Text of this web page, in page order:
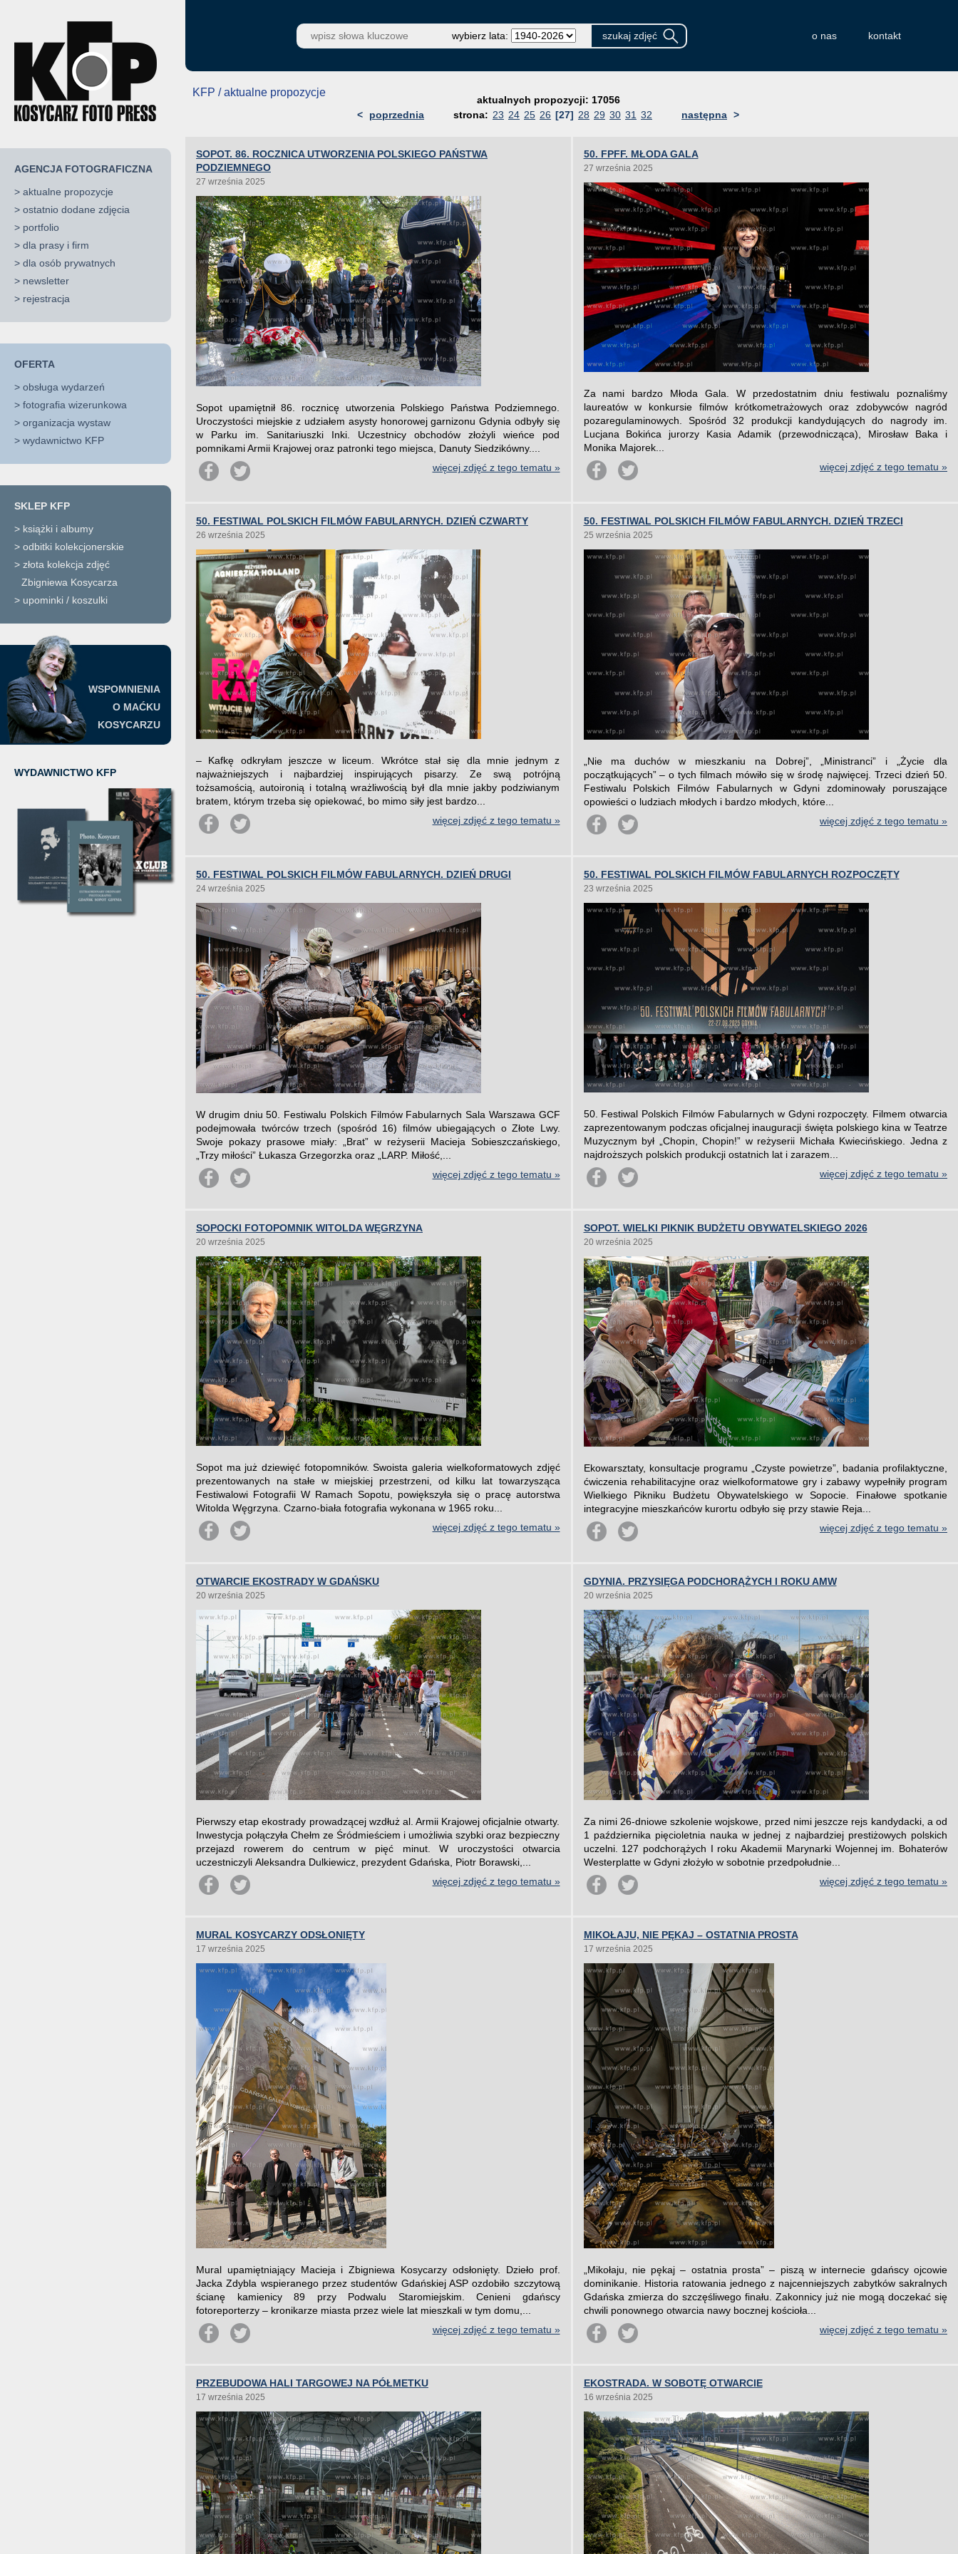
AGENCJA FOTOGRAFICZNA
> aktualne propozycje
> ostatnio dodane zdjęcia
> portfolio
> dla prasy i firm
> dla osób prywatnych
> newsletter
> rejestracja
OFERTA
> obsługa wydarzeń
> fotografia wizerunkowa
> organizacja wystaw
> wydawnictwo KFP
SKLEP KFP
> książki i albumy
> odbitki kolekcjonerskie
> złota kolekcja zdjęć
Zbigniewa Kosycarza
> upominki / koszulki
WSPOMNIENIA
O MAĆKU
KOSYCARZU
WYDAWNICTWO KFP
wybierz lata: o nas kontakt
KFP / aktualne propozycje
aktualnych propozycji: 17056
<
poprzednia strona: 23 24 25 26 [27] 28 29 30 31 32 następna >
SOPOT. 86. ROCZNICA UTWORZENIA POLSKIEGO PAŃSTWA
PODZIEMNEGO
27 września 2025
Sopot upamiętnił 86. rocznicę utworzenia Polskiego Państwa Podziemnego.
Uroczystości miejskie z udziałem asysty honorowej garnizonu Gdynia odbyły się
w Parku im. Sanitariuszki Inki. Uczestnicy obchodów złożyli wieńce pod
pomnikami Armii Krajowej oraz patronki tego miejsca, Danuty Siedzikówny....
więcej zdjęć z tego tematu »
50. FPFF. MŁODA GALA
27 września 2025
Za nami bardzo Młoda Gala. W przedostatnim dniu festiwalu poznaliśmy
laureatów w konkursie filmów krótkometrażowych oraz zdobywców nagród
pozaregulaminowych. Spośród 32 produkcji kandydujących do nagrody im.
Lucjana Bokińca jurorzy Kasia Adamik (przewodnicząca), Mirosław Baka i
Monika Majorek...
więcej zdjęć z tego tematu »
50. FESTIWAL POLSKICH FILMÓW FABULARNYCH. DZIEŃ CZWARTY
26 września 2025
– Kafkę odkryłam jeszcze w liceum. Wkrótce stał się dla mnie jednym z
najważniejszych i najbardziej inspirujących pisarzy. Ze swą potrójną
tożsamością, autoironią i totalną wrażliwością był dla mnie jakby podziwianym
bratem, którym trzeba się opiekować, bo mimo siły jest bardzo...
więcej zdjęć z tego tematu »
50. FESTIWAL POLSKICH FILMÓW FABULARNYCH. DZIEŃ TRZECI
25 września 2025
„Nie ma duchów w mieszkaniu na Dobrej”, „Ministranci” i „Życie dla
początkujących” – o tych filmach mówiło się w środę najwięcej. Trzeci dzień 50.
Festiwalu Polskich Filmów Fabularnych w Gdyni zdominowały poruszające
opowieści o ludziach młodych i bardzo młodych, które...
więcej zdjęć z tego tematu »
50. FESTIWAL POLSKICH FILMÓW FABULARNYCH. DZIEŃ DRUGI
24 września 2025
W drugim dniu 50. Festiwalu Polskich Filmów Fabularnych Sala Warszawa GCF
podejmowała twórców trzech (spośród 16) filmów ubiegających o Złote Lwy.
Swoje pokazy prasowe miały: „Brat” w reżyserii Macieja Sobieszczańskiego,
„Trzy miłości” Łukasza Grzegorzka oraz „LARP. Miłość,...
więcej zdjęć z tego tematu »
50. FESTIWAL POLSKICH FILMÓW FABULARNYCH ROZPOCZĘTY
23 września 2025
50. Festiwal Polskich Filmów Fabularnych w Gdyni rozpoczęty. Filmem otwarcia
zaprezentowanym podczas oficjalnej inauguracji święta polskiego kina w Teatrze
Muzycznym był „Chopin, Chopin!” w reżyserii Michała Kwiecińskiego. Jedna z
najdroższych polskich produkcji ostatnich lat i zarazem...
więcej zdjęć z tego tematu »
SOPOCKI FOTOPOMNIK WITOLDA WĘGRZYNA
20 września 2025
Sopot ma już dziewięć fotopomników. Swoista galeria wielkoformatowych zdjęć
prezentowanych na stałe w miejskiej przestrzeni, od kilku lat towarzysząca
Festiwalowi Fotografii W Ramach Sopotu, powiększyła się o pracę autorstwa
Witolda Węgrzyna. Czarno-biała fotografia wykonana w 1965 roku...
więcej zdjęć z tego tematu »
SOPOT. WIELKI PIKNIK BUDŻETU OBYWATELSKIEGO 2026
20 września 2025
Ekowarsztaty, konsultacje programu „Czyste powietrze”, badania profilaktyczne,
ćwiczenia rehabilitacyjne oraz wielkoformatowe gry i zabawy wypełniły program
Wielkiego Pikniku Budżetu Obywatelskiego w Sopocie. Finałowe spotkanie
integracyjne mieszkańców kurortu odbyło się przy stawie Reja...
więcej zdjęć z tego tematu »
OTWARCIE EKOSTRADY W GDAŃSKU
20 września 2025
Pierwszy etap ekostrady prowadzącej wzdłuż al. Armii Krajowej oficjalnie otwarty.
Inwestycja połączyła Chełm ze Śródmieściem i umożliwia szybki oraz bezpieczny
przejazd rowerem do centrum w pięć minut. W uroczystości otwarcia
uczestniczyli Aleksandra Dulkiewicz, prezydent Gdańska, Piotr Borawski,...
więcej zdjęć z tego tematu »
GDYNIA. PRZYSIĘGA PODCHORĄŻYCH I ROKU AMW
20 września 2025
Za nimi 26-dniowe szkolenie wojskowe, przed nimi jeszcze rejs kandydacki, a od
1 października pięcioletnia nauka w jednej z najbardziej prestiżowych polskich
uczelni. 127 podchorążych I roku Akademii Marynarki Wojennej im. Bohaterów
Westerplatte w Gdyni złożyło w sobotnie przedpołudnie...
więcej zdjęć z tego tematu »
MURAL KOSYCARZY ODSŁONIĘTY
17 września 2025
Mural upamiętniający Macieja i Zbigniewa Kosycarzy odsłonięty. Dzieło prof.
Jacka Zdybla wspieranego przez studentów Gdańskiej ASP ozdobiło szczytową
ścianę kamienicy 89 przy Podwalu Staromiejskim. Cenieni gdańscy
fotoreporterzy – kronikarze miasta przez wiele lat mieszkali w tym domu,...
więcej zdjęć z tego tematu »
MIKOŁAJU, NIE PĘKAJ – OSTATNIA PROSTA
17 września 2025
„Mikołaju, nie pękaj – ostatnia prosta” – piszą w internecie gdańscy ojcowie
dominikanie. Historia ratowania jednego z najcenniejszych zabytków sakralnych
Gdańska zmierza do szczęśliwego finału. Zakonnicy już nie mogą doczekać się
chwili ponownego otwarcia nawy bocznej kościoła...
więcej zdjęć z tego tematu »
PRZEBUDOWA HALI TARGOWEJ NA PÓŁMETKU
17 września 2025
EKOSTRADA. W SOBOTĘ OTWARCIE
16 września 2025